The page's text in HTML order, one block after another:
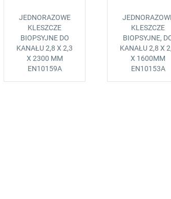
JEDNORAZOWE
KLESZCZE
BIOPSYJNE DO
KANAŁU 2,8 X 2,3
X 2300 MM
EN10159A
KLESZCZE
BIOPSYJNE,
KANAŁU 2,8 X
X 1600MM
EN10153A